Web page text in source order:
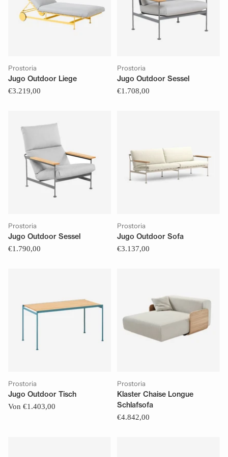
Prostoria
Jugo Outdoor Liege
€3.219,00
Prostoria
Jugo Outdoor Sessel
€1.708,00
Prostoria
Jugo Outdoor Sessel
€1.790,00
Prostoria
Jugo Outdoor Sofa
€3.137,00
Prostoria
Jugo Outdoor Tisch
Von €1.403,00
Prostoria
Klaster Chaise Longue
Schlafsofa
€4.842,00